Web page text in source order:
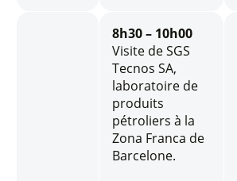
8h30 – 10h00
Visite de SGS
Tecnos SA,
laboratoire de
produits
pétroliers à la
Zona Franca de
Barcelone.